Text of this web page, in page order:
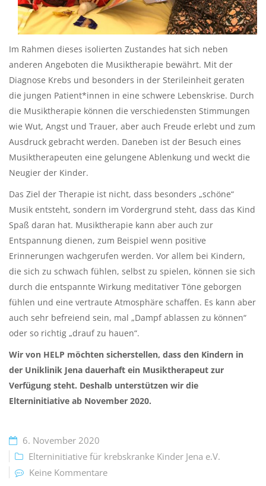
Im Rahmen dieses isolierten Zustandes hat sich neben
anderen Angeboten die Musiktherapie bewährt. Mit der
Diagnose Krebs und besonders in der Sterileinheit geraten
die jungen Patient*innen in eine schwere Lebenskrise. Durch
die Musiktherapie können die verschiedensten Stimmungen
wie Wut, Angst und Trauer, aber auch Freude erlebt und zum
Ausdruck gebracht werden. Daneben ist der Besuch eines
Musiktherapeuten eine gelungene Ablenkung und weckt die
Neugier der Kinder.
Das Ziel der Therapie ist nicht, dass besonders „schöne“
Musik entsteht, sondern im Vordergrund steht, dass das Kind
Spaß daran hat. Musiktherapie kann aber auch zur
Entspannung dienen, zum Beispiel wenn positive
Erinnerungen wachgerufen werden. Vor allem bei Kindern,
die sich zu schwach fühlen, selbst zu spielen, können sie sich
durch die entspannte Wirkung meditativer Töne geborgen
fühlen und eine vertraute Atmosphäre schaffen. Es kann aber
auch sehr befreiend sein, mal „Dampf ablassen zu können“
oder so richtig „drauf zu hauen“.
Wir von HELP möchten sicherstellen, dass den Kindern in
der Uniklinik Jena dauerhaft ein Musiktherapeut zur
Verfügung steht. Deshalb unterstützen wir die
Elterninitiative ab November 2020.
6. November 2020
Elterninitiative für krebskranke Kinder Jena e.V.
Keine Kommentare